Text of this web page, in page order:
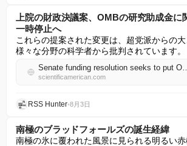
上院の財政決議案、OMBの研究助成金に
一時停止へ
これらの提案された変更は、超党派からの大
様々な分野の科学者から批判されています。
Senate funding resolution seeks to
scientificamerican.com
RSS Hunter•8月3日
南極のブラッドフォールズの誕生経緯
南極の氷に覆われた風景に見られる明るい